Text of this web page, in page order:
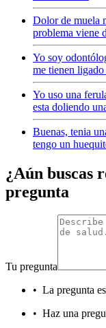
Dolor de muela
problema viene
Yo soy
me tienen
Yo uso una
esta doliendo
Buenas, tenia
tengo un
¿Aún buscas
pregunta
Tu pregunta
• La pregunta
• Haz una